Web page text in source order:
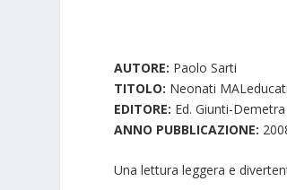
AUTORE: Paolo Sarti
TITOLO: Neonati
EDITORE: Ed. Giunti-Demetra
ANNO PUBBLICAZIONE:
Una lettura leggera e